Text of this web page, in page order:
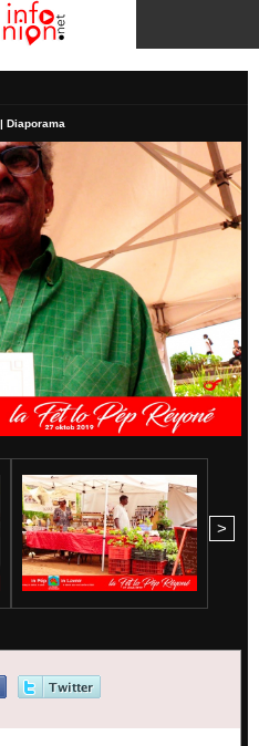
| Diaporama
>